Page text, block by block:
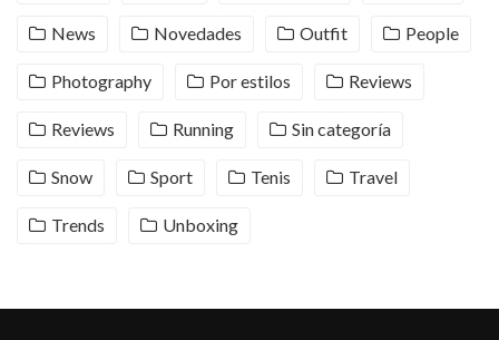
News Novedades Outfit People
Photography Por estilos Reviews
Reviews Running Sin categoría
Snow Sport Tenis Travel
Trends Unboxing